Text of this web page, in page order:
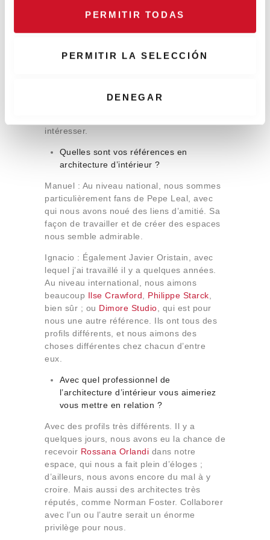
i
PERMITIR TODAS
PERMITIR LA SELECCIÓN
DENEGAR
qui il est, une personne incroyablement
l’enveloppe, l’architecture en elle-même.
influencer par les personnes et choses qui
intéresser.
Quelles sont vos références en
architecture d’intérieur ?
Manuel : Au niveau national, nous sommes
particulièrement fans de Pepe Leal, avec
qui nous avons noué des liens d’amitié. Sa
façon de travailler et de créer des espaces
nous semble admirable.
Ignacio : Également Javier Oristain, avec
lequel j’ai travaillé il y a quelques années.
Au niveau international, nous aimons
beaucoup Ilse Crawford Philippe Starck
bien sûr ; ou Dimore Studio , qui est pour
nous une autre référence. Ils ont tous des
profils différents, et nous aimons des
choses différentes chez chacun d’entre
eux.
Avec quel professionnel de
l’architecture d’intérieur vous aimeriez
vous mettre en relation ?
Avec des profils très différents. Il y a
quelques jours, nous avons eu la chance de
recevoir Rossana Orlandi dans notre
espace, qui nous a fait plein d’éloges ;
d’ailleurs, nous avons encore du mal à y
croire. Mais aussi des architectes très
réputés, comme Norman Foster. Collaborer
avec l’un ou l’autre serait un énorme
privilège pour nous.